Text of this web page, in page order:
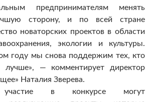
предпринимателям менять
сторону, и по всей стране
новаторских проектов в области
экологии и культуры.
году мы снова поддержим тех, кто
— комментирует директор
Наталия Зверева.
участие в конкурсе могут